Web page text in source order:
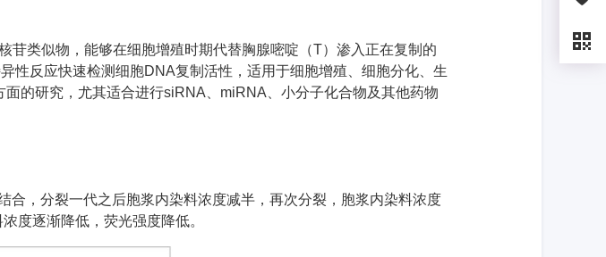
苷类似物，能够在细胞增殖时期代替胸腺嘧啶（T）渗入正在复制的
性反应快速检测细胞DNA复制活性，适用于细胞增殖、细胞分化、生
面的研究，尤其适合进行siRNA miRNA 、小分子化合物及其他药物
合，分裂一代之后胞浆内染料浓度减半，再次分裂，胞浆内染料浓度
度逐渐降低，荧光强度降低。